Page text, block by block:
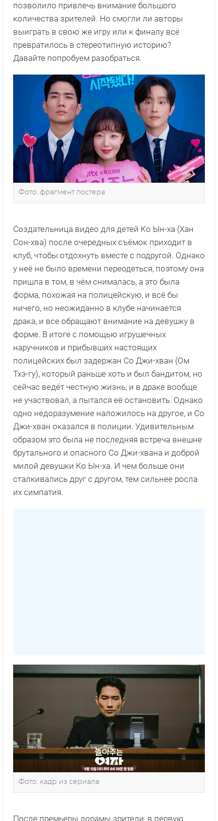
позволило привлечь внимание большого
количества зрителей. Но смогли ли авторы
выиграть в свою же игру или к финалу всё
превратилось в стереотипную историю?
Давайте попробуем разобраться.
Фото: фрагмент постера
Создательница видео для детей Ко Ын-ха (Хан
Сон-хва) после очередных съёмок приходит в
клуб, чтобы отдохнуть вместе с подругой. Однако
у неё не было времени переодеться, поэтому она
пришла в том, в чём снималась, а это была
форма, похожая на полицейскую, и всё бы
ничего, но неожиданно в клубе начинается
драка, и все обращают внимание на девушку в
форме. В итоге с помощью игрушечных
наручников и прибывших настоящих
полицейских был задержан Со Джи-хван (Ом
Тхэ-гу), который раньше хоть и был бандитом, но
сейчас ведёт честную жизнь, и в драке вообще
не участвовал, а пытался её остановить. Однако
одно недоразумение наложилось на другое, и Со
Джи-хван оказался в полиции. Удивительным
образом это была не последняя встреча внешне
брутального и опасного Со Джи-хвана и доброй
милой девушки Ко Ын-ха. И чем больше они
сталкивались друг с другом, тем сильнее росла
их симпатия.
Фото: кадр из сериала
После премьеры дорамы зрители, в первую